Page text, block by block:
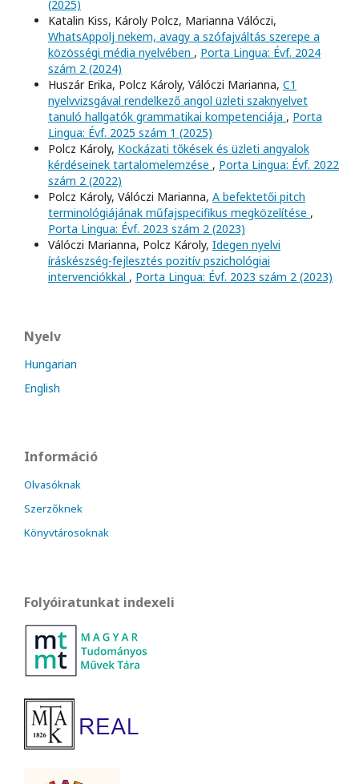
(2025)
Katalin Kiss, Károly Polcz, Marianna Válóczi,
WhatsAppolj nekem, avagy a szófajváltás szerepe a
közösségi média nyelvében , Porta Lingua: Évf. 2024
szám 2 (2024)
Huszár Erika, Polcz Károly, Válóczi Marianna, C1
nyelvvizsgával rendelkező angol üzleti szaknyelvet
tanuló hallgatók grammatikai kompetenciája , Porta
Lingua: Évf. 2025 szám 1 (2025)
Polcz Károly, Kockázati tőkések és üzleti angyalok
kérdéseinek tartalomelemzése , Porta Lingua: Évf. 2022
szám 2 (2022)
Polcz Károly, Válóczi Marianna, A befektetői pitch
terminológiájának műfajspecifikus megközelítése ,
Porta Lingua: Évf. 2023 szám 2 (2023)
Válóczi Marianna, Polcz Károly, Idegen nyelvi
íráskészség-fejlesztés pozitív pszichológiai
intervenciókkal , Porta Lingua: Évf. 2023 szám 2 (2023)
Nyelv
Hungarian
English
Információ
Olvasóknak
Szerzőknek
Könyvtárosoknak
Folyóiratunkat indexeli